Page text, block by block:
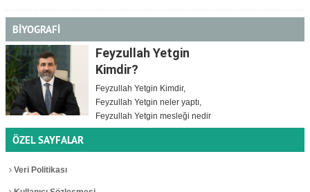
BİYOGRAFİ
Feyzullah Yetgin
Kimdir?
Feyzullah Yetgin Kimdir,
Feyzullah Yetgin neler yaptı,
Feyzullah Yetgin mesleği nedir
ÖZEL SAYFALAR
Veri Politikası